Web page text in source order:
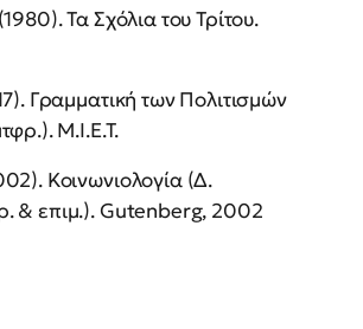
Τα Σχόλια του Τρίτου.
Γραμματική των Πολιτισμών
Μ.Ι.Ε.Τ.
Κοινωνιολογία (Δ.
& επιμ.). Gutenberg, 2002